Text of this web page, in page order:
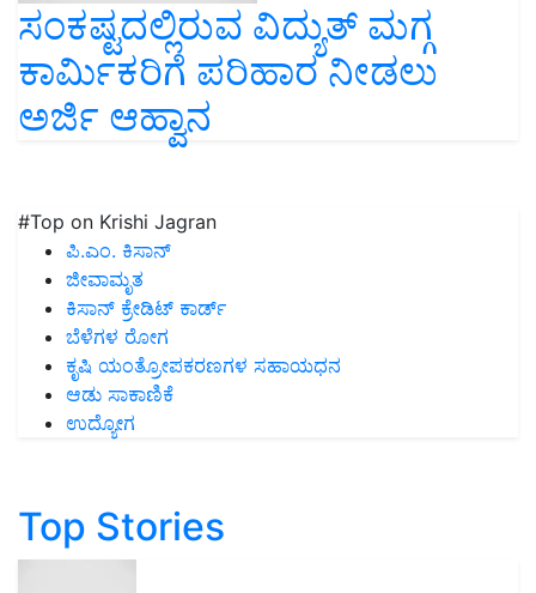
ಸಂಕಷ್ಟದಲ್ಲಿರುವ ವಿದ್ಯುತ್ ಮಗ್ಗ
ಕಾರ್ಮಿಕರಿಗೆ ಪರಿಹಾರ ನೀಡಲು
ಅರ್ಜಿ ಆಹ್ವಾನ
#Top on Krishi Jagran
ಪಿ.ಎಂ. ಕಿಸಾನ್
ಜೀವಾಮೃತ
ಕಿಸಾನ್ ಕ್ರೇಡಿಟ್ ಕಾರ್ಡ್
ಬೆಳೆಗಳ ರೋಗ
ಕೃಷಿ ಯಂತ್ರೋಪಕರಣಗಳ ಸಹಾಯಧನ
ಆಡು ಸಾಕಾಣಿಕೆ
ಉದ್ಯೋಗ
Top Stories